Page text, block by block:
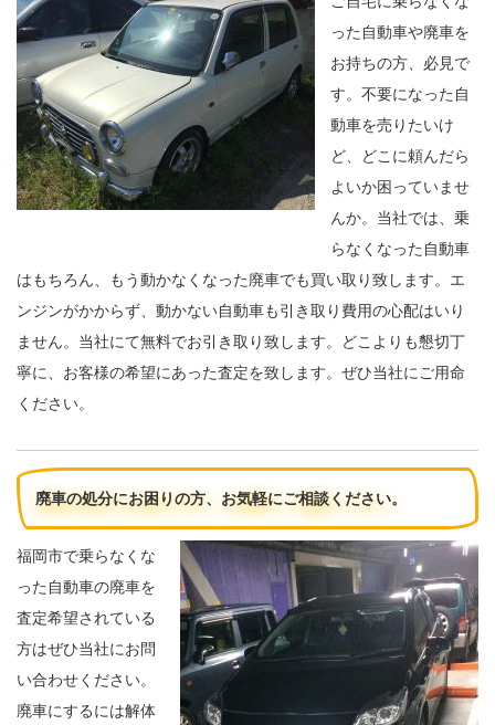
った自動車や廃車を
お持ちの方、必見で
す。不要になった自
動車を売りたいけ
ど、どこに頼んだら
よいか困っていませ
んか。当社では、乗
らなくなった自動車
はもちろん、もう動かなくなった廃車でも買い取り致します。エ
ンジンがかからず、動かない自動車も引き取り費用の心配はいり
ません。当社にて無料でお引き取り致します。どこよりも懇切丁
寧に、お客様の希望にあった査定を致します。ぜひ当社にご用命
ください。
廃車の処分にお困りの方、お気軽にご相談ください。
福岡市で乗らなくな
った自動車の廃車を
査定希望されている
方はぜひ当社にお問
い合わせください。
廃車にするには解体